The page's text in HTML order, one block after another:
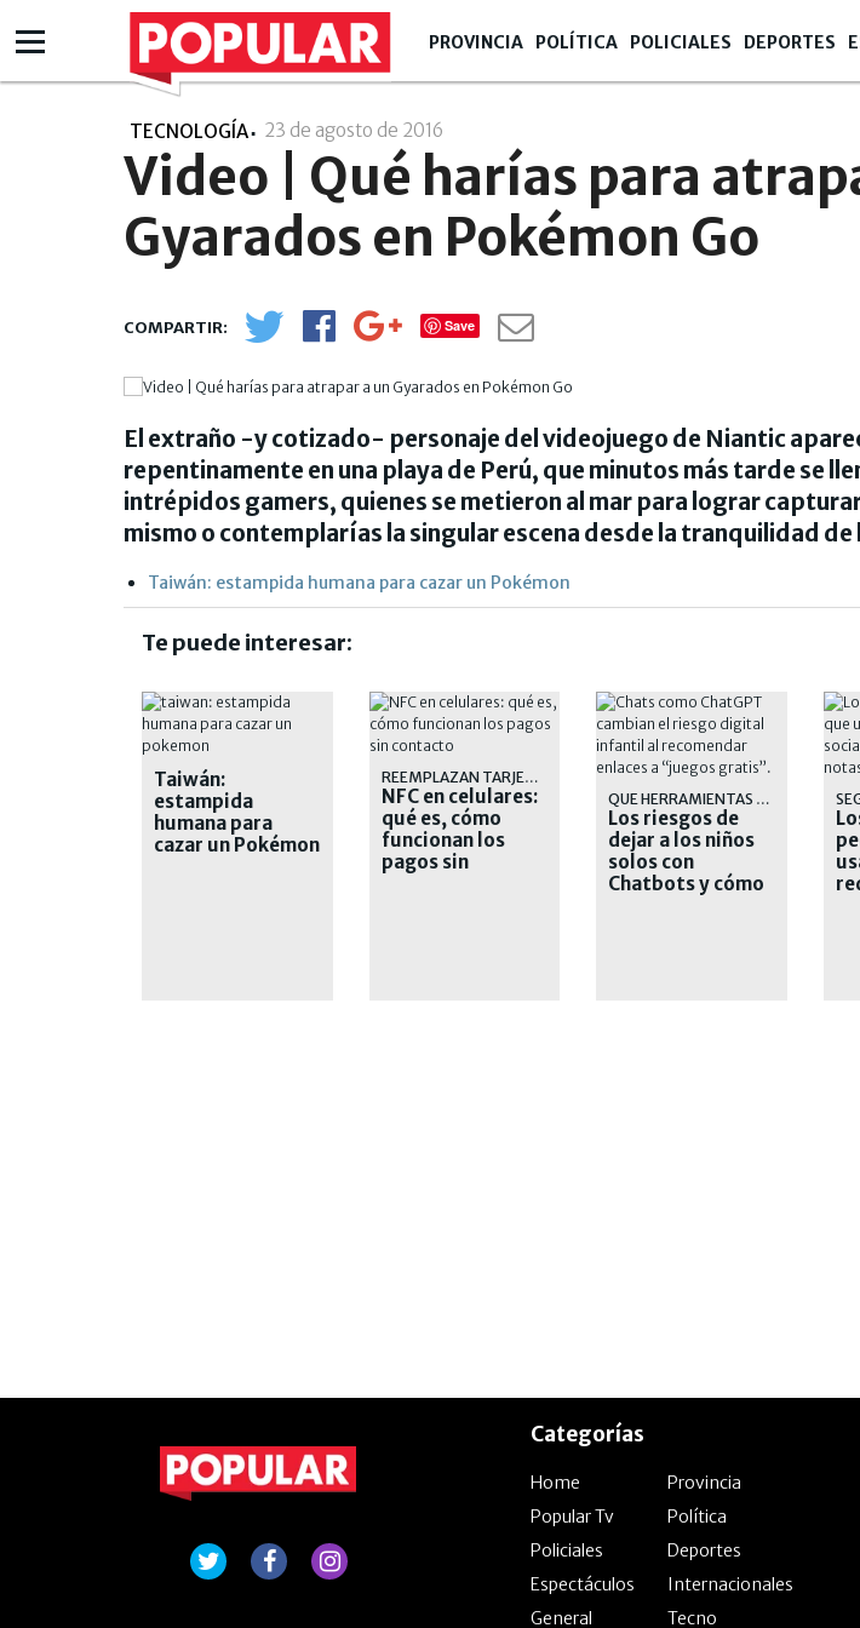
PROVINCIA POLÍTICA POLICIALES DEPORTES
TECNOLOGÍA 23 de agosto de 2016
Video | Qué harías para
Gyarados en Pokémon Go
Save
El extraño -y cotizado- personaje del videojuego de Niantic
repentinamente en una playa de Perú, que minutos más tarde se
intrépidos gamers, quienes se metieron al mar para lograr
mismo o contemplarías la singular escena desde la tranquilidad de
Taiwán: estampida humana para cazar un Pokémon
Te puede interesar:
Taiwán:
estampida
humana para
cazar un Pokémon
REEMPLAZAN TARJETAS FÍSICAS
NFC en celulares:
qué es, cómo
funcionan los
pagos sin
QUE HERRAMIENTAS TENEMOS
Los riesgos de
dejar a los niños
solos con
Chatbots y cómo
Categorías
Home
Provincia
Popular Tv
Política
Policiales
Deportes
Espectáculos
Internacionales
General
Tecno